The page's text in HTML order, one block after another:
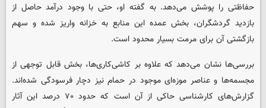
حفاظتی را پوشش می‌دهد. به گفته او، حتی با وجود درآمد حاصل از
بازدید گردشگران، بخش عمده این منابع به خزانه واریز شده و سهم
بازگشتی آن برای مرمت بسیار محدود است.
بررسی‌ها نشان می‌دهد که علاوه بر کاشی‌کاری‌ها، بخش قابل توجهی از
مجسمه‌ها و عناصر موزه‌ای موجود در حمام نیز دچار فرسودگی شده‌اند.
گزارش‌های کارشناسی حاکی از آن است که حدود ۷۰ درصد این آثار